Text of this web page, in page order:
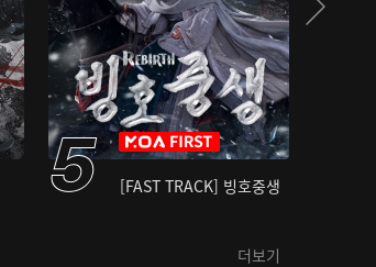
[FAST TRACK] 빙호중생
더보기